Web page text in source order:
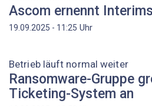
Ascom ernennt
19.09.2025 - 11:25 Uhr
Betrieb läuft normal weiter
Ransomware-Gruppe
Ticketing-System an